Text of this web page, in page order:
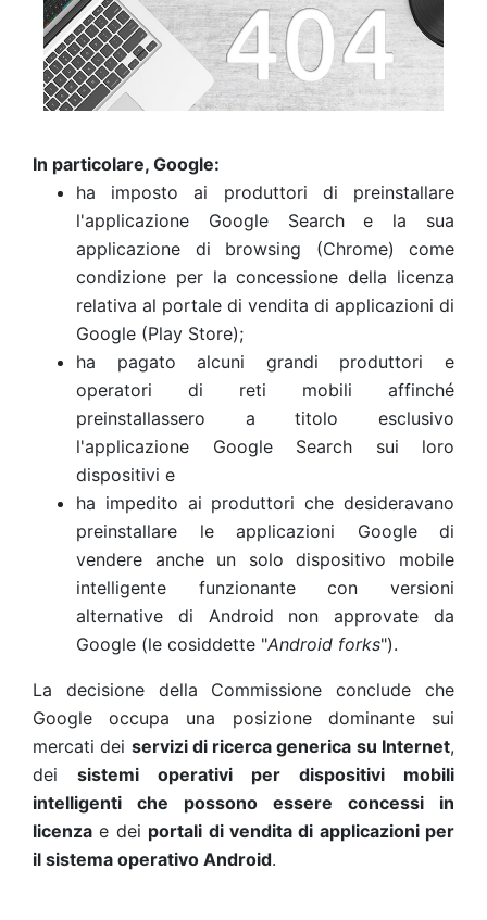
In particolare, Google:
ha imposto ai produttori di preinstallare
l'applicazione Google Search e la sua
applicazione di browsing (Chrome) come
condizione per la concessione della licenza
relativa al portale di vendita di applicazioni di
Google (Play Store);
ha pagato alcuni grandi produttori e
operatori di reti mobili affinché
preinstallassero a titolo esclusivo
l'applicazione Google Search sui loro
dispositivi e
ha impedito ai produttori che desideravano
preinstallare le applicazioni Google di
vendere anche un solo dispositivo mobile
intelligente funzionante con versioni
alternative di Android non approvate da
Google (le cosiddette "Android forks").
La decisione della Commissione conclude che
Google occupa una posizione dominante sui
mercati dei servizi di ricerca generica su Internet,
dei sistemi operativi per dispositivi mobili
intelligenti che possono essere concessi in
licenza e dei portali di vendita di applicazioni per
il sistema operativo Android.